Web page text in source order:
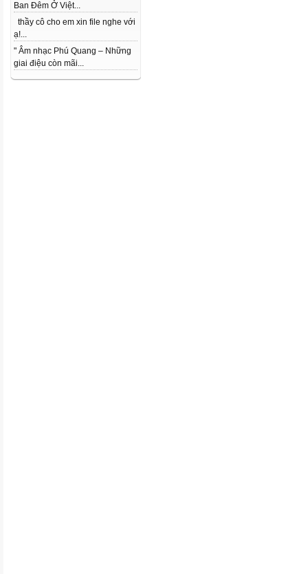
Ban Đêm Ở Việt...
thầy cô cho em xin file nghe với
ạ!...
" Âm nhạc Phú Quang – Những
giai điệu còn mãi...